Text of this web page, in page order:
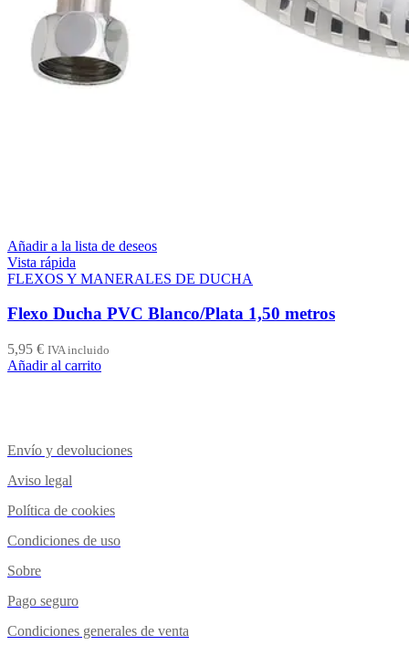
Añadir a la lista de deseos
Vista rápida
FLEXOS Y MANERALES DE DUCHA
Flexo Ducha PVC Blanco/Plata 1,50 metros
5,95 € IVA incluido
Añadir al carrito
Envío y devoluciones
Aviso legal
Política de cookies
Condiciones de uso
Sobre
Pago seguro
Condiciones generales de venta